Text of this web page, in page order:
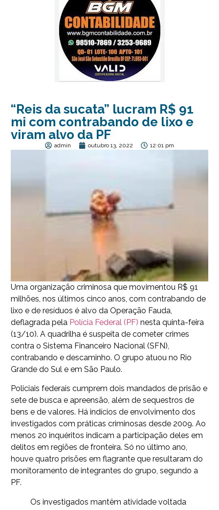
“Reis da sucata” lucram R$ 91
mi com contrabando de lixo e
viram alvo da PF
admin outubro 13, 2022 12:01 pm
Uma organização criminosa que movimentou R$ 91
milhões, nos últimos cinco anos, com contrabando de
lixo e de resíduos é alvo da Operação Fauda,
deflagrada pela Polícia Federal (PF) nesta quinta-feira
(13/10). A quadrilha é suspeita de cometer crimes
contra o Sistema Financeiro Nacional (SFN),
contrabando e descaminho. O grupo atuou no Rio
Grande do Sul e em São Paulo.
Policiais federais cumprem dois mandados de prisão e
sete de busca e apreensão, além de sequestros de
bens e de valores. Há indícios de envolvimento dos
investigados com práticas criminosas desde 2009. Ao
menos 20 inquéritos indicam a participação deles em
delitos em regiões de fronteira. Só no último ano,
houve quatro prisões em flagrante que resultaram do
monitoramento de integrantes do grupo, segundo a
PF.
Os investigados mantêm atividade voltada